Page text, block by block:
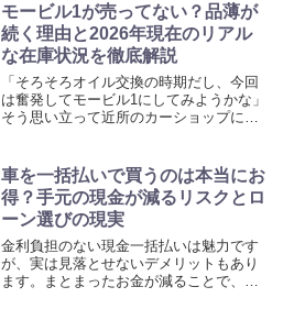
モービル1が売ってない？品薄が
続く理由と2026年現在のリアル
な在庫状況を徹底解説
「そろそろオイル交換の時期だし、今回
は奮発してモービル1にしてみようかな」
そう思い立って近所のカーショップに足
銀色の缶が見当たりません。それどころ
か、普段使っている格安...
車を一括払いで買うのは本当にお
得？手元の現金が減るリスクとロ
ーン選びの現実
金利負担のない現金一括払いは魅力です
が、実は見落とせないデメリットもあり
ます。まとまったお金が減ることで、そ